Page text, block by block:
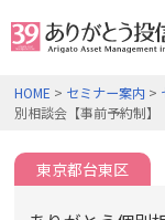
HOME > セミナー案内 >
別相談会【事前予約制】
東京都台東区